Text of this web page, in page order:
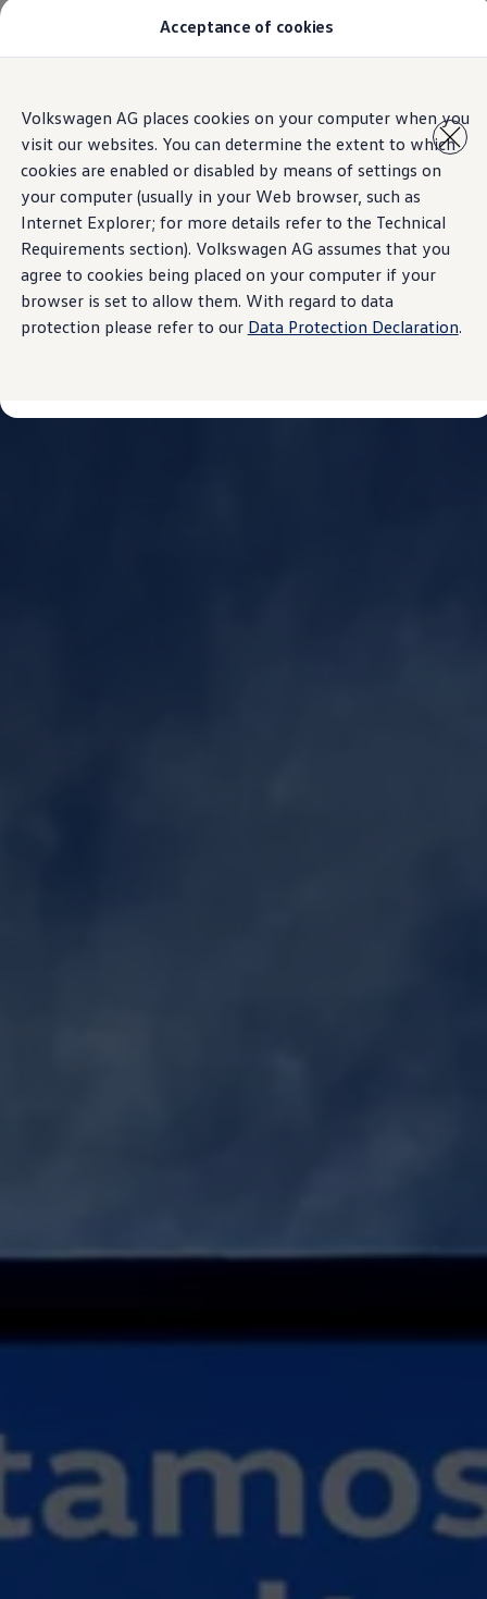
Acceptance of cookies
Volkswagen AG places cookies on your computer when you
visit our websites. You can determine the extent to which
cookies are enabled or disabled by means of settings on
your computer (usually in your Web browser, such as
Internet Explorer; for more details refer to the Technical
Requirements section). Volkswagen AG assumes that you
agree to cookies being placed on your computer if your
browser is set to allow them. With regard to data
protection please refer to our Data Protection Declaration.
contenido
principal
a pie
de
página
Modelos y Concesionarios
Contáctanos
Marca y Experiencia
Volkswagen Honduras
Latin NCAP
Espacio Exclusivo para Prensa
Tengo un Volkswagen
Manuales Volkswagen
Noticias